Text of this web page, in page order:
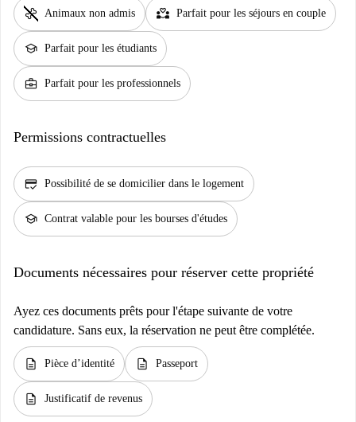
pet_supplies Animaux non admis partner_heart Parfait pour les séjours en couple
school Parfait pour les étudiants
business_center Parfait pour les professionnels
Permissions contractuelles
credit_score Possibilité de se domicilier dans le logement
school Contrat valable pour les bourses d'études
Documents nécessaires pour réserver cette propriété
Ayez ces documents prêts pour l'étape suivante de votre
candidature. Sans eux, la réservation ne peut être complétée.
description Pièce d’identité description Passeport
description Justificatif de revenus